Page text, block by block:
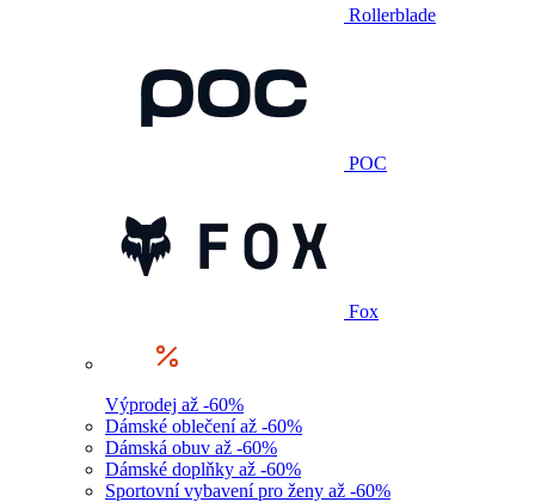
Rollerblade
POC
Fox
Výprodej až -60%
Dámské oblečení až -60%
Dámská obuv až -60%
Dámské doplňky až -60%
Sportovní vybavení pro ženy až -60%